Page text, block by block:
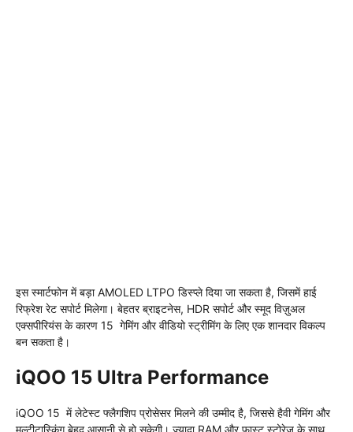
इस स्मार्टफोन में बड़ा AMOLED LTPO डिस्प्ले दिया जा सकता है, जिसमें हाई
रिफ्रेश रेट सपोर्ट मिलेगा। बेहतर ब्राइटनेस, HDR सपोर्ट और स्मूद विज़ुअल
एक्सपीरियंस के कारण 15 गेमिंग और वीडियो स्ट्रीमिंग के लिए एक शानदार विकल्प
बन सकता है।
iQOO 15 Ultra Performance
iQOO 15 में लेटेस्ट फ्लैगशिप प्रोसेसर मिलने की उम्मीद है, जिससे हैवी गेमिंग और
मल्टीटास्किंग बेहद आसानी से हो सकेगी। ज्यादा RAM और फास्ट स्टोरेज के साथ